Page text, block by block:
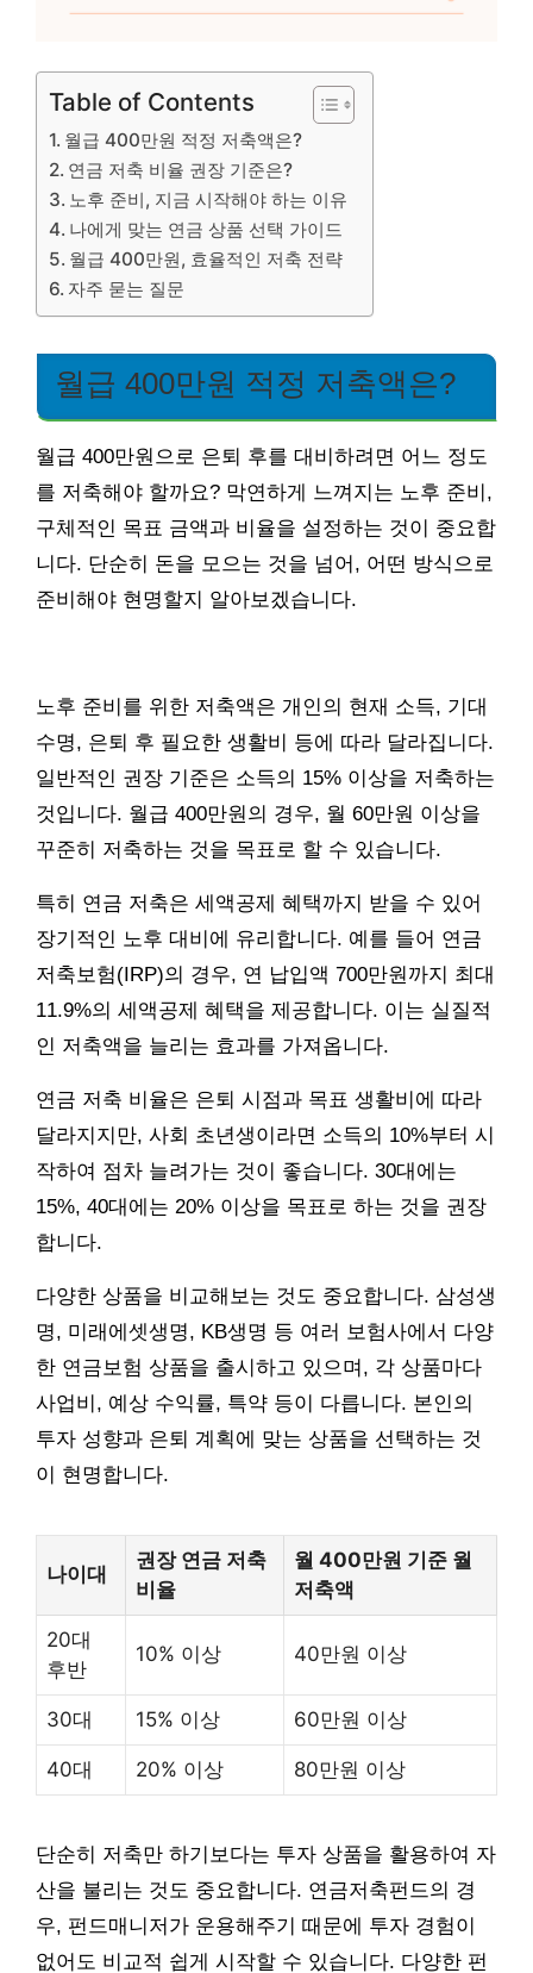
Table of Contents
월급 400만원 적정 저축액은?
연금 저축 비율 권장 기준은?
노후 준비, 지금 시작해야 하는 이유
나에게 맞는 연금 상품 선택 가이드
월급 400만원, 효율적인 저축 전략
자주 묻는 질문
월급 400만원 적정 저축액은?
월급 400만원으로 은퇴 후를 대비하려면 어느 정도
를 저축해야 할까요? 막연하게 느껴지는 노후 준비,
구체적인 목표 금액과 비율을 설정하는 것이 중요합
니다. 단순히 돈을 모으는 것을 넘어, 어떤 방식으로
준비해야 현명할지 알아보겠습니다.
노후 준비를 위한 저축액은 개인의 현재 소득, 기대
수명, 은퇴 후 필요한 생활비 등에 따라 달라집니다.
일반적인 권장 기준은 소득의 15% 이상을 저축하는
것입니다. 월급 400만원의 경우, 월 60만원 이상을
꾸준히 저축하는 것을 목표로 할 수 있습니다.
특히 연금 저축은 세액공제 혜택까지 받을 수 있어
장기적인 노후 대비에 유리합니다. 예를 들어 연금
저축보험(IRP)의 경우, 연 납입액 700만원까지 최대
11.9%의 세액공제 혜택을 제공합니다. 이는 실질적
인 저축액을 늘리는 효과를 가져옵니다.
연금 저축 비율은 은퇴 시점과 목표 생활비에 따라
달라지지만, 사회 초년생이라면 소득의 10%부터 시
작하여 점차 늘려가는 것이 좋습니다. 30대에는
15%, 40대에는 20% 이상을 목표로 하는 것을 권장
합니다.
다양한 상품을 비교해보는 것도 중요합니다. 삼성생
명, 미래에셋생명, KB생명 등 여러 보험사에서 다양
한 연금보험 상품을 출시하고 있으며, 각 상품마다
사업비, 예상 수익률, 특약 등이 다릅니다. 본인의
투자 성향과 은퇴 계획에 맞는 상품을 선택하는 것
이 현명합니다.
나이대
권장 연금 저축
비율
월 400만원 기준 월
저축액
20대
후반
10% 이상 40만원 이상
30대 15% 이상 60만원 이상
40대 20% 이상 80만원 이상
단순히 저축만 하기보다는 투자 상품을 활용하여 자
산을 불리는 것도 중요합니다. 연금저축펀드의 경
우, 펀드매니저가 운용해주기 때문에 투자 경험이
없어도 비교적 쉽게 시작할 수 있습니다. 다양한 펀